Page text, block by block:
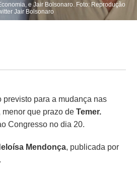
e Jair Bolsonaro. Foto: Reprodução
Jair Bolsonaro
previsto para a mudança nas
menor que prazo deTemer.
Congresso no dia 20.
Mendonça, publicada por